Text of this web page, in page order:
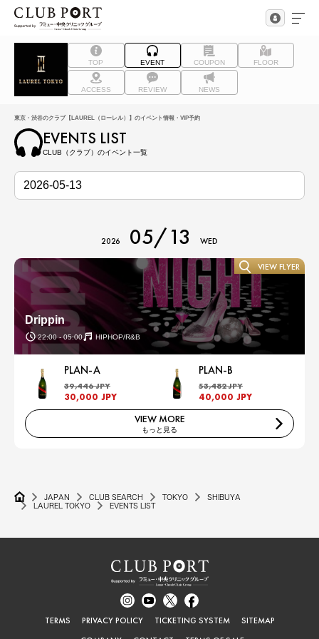
TOP EVENT COUPON FLOOR
ACCESS REVIEW NEWS
東京・渋谷のクラブ【LAUREL（ローレル）】のイベント情報・VIP予約
EVENTS LIST
CLUB（クラブ）のイベント一覧
2026 05/13 WED
Drippin
22:00 - 05:00 HIPHOP/R&B
VIEW FLYER
PLAN-A
39,446 JPY
30,000 JPY
PLAN-B
53,482 JPY
40,000 JPY
VIEW MORE
もっと見る
JAPAN CLUB SEARCH TOKYO
SHIBUYA
LAUREL TOKYO
EVENTS LIST
TERMS PRIVACY POLICY TICKETING SYSTEM
SITEMAP